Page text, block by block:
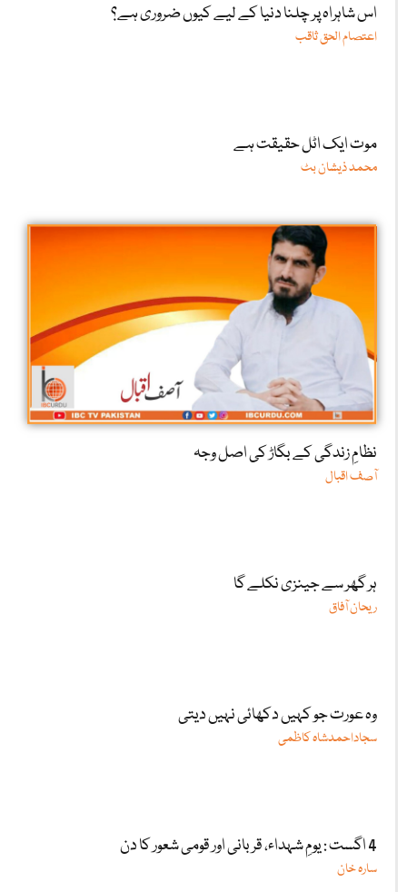
اس شاہراہ پر چلنا دنیا کے لیے کیوں ضروری ہے؟
اعتصام الحق ثاقب
موت ایک اٹل حقیقت ہے
محمد ذیشان بٹ
نظامِ زندگی کے بگاڑ کی اصل وجہ
آصف اقبال
ہر گھر سے جینزی نکلے گا
ریحان آفاق
وہ عورت جو کہیں دکھائی نہیں دیتی
سجاداحمدشاہ کاظمی
4 اگست : یومِ شہداء، قربانی اور قومی شعور کا دن
سارہ خان